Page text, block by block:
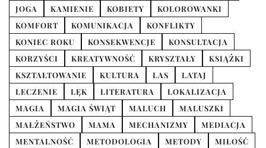
JOGA
KAMIENIE KOBIETY
KOLOROWANKI
KOMFORT
KOMUNIKACJA
KONFLIKTY
KONIEC ROKU
KONSEKWENCJE
KONSULTACJA
KORZYŚCI
KREATYWNOŚĆ KRYSZTAŁY
KSIĄŻKI
KSZTAŁTOWANIE
KULTURA LAS
LATAJ
LECZENIE
LĘK LITERATURA
LOKALIZACJA
MAGIA
MAGIA ŚWIĄT MALUCH
MALUSZKI
MAŁŻEŃSTWO
MAMA MECHANIZMY
MEDIACJA
MENTALNOŚĆ
METODOLOGIA METODY
MIŁOŚĆ